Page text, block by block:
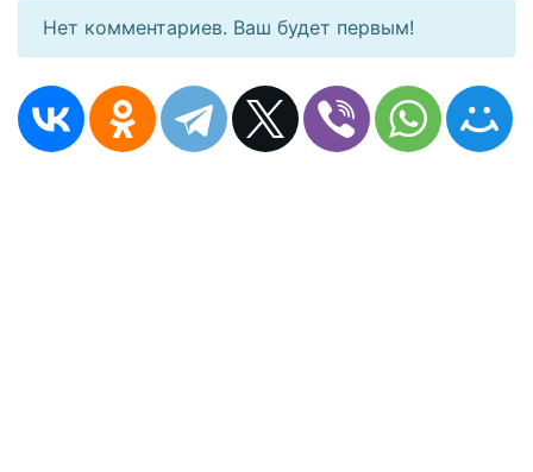
Нет комментариев. Ваш будет первым!